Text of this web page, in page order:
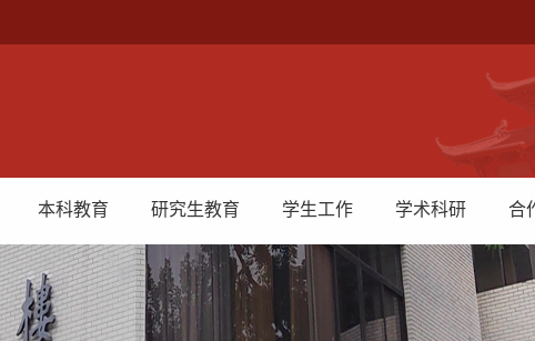
本科教育 研究生教育 学生工作 学术科研 合